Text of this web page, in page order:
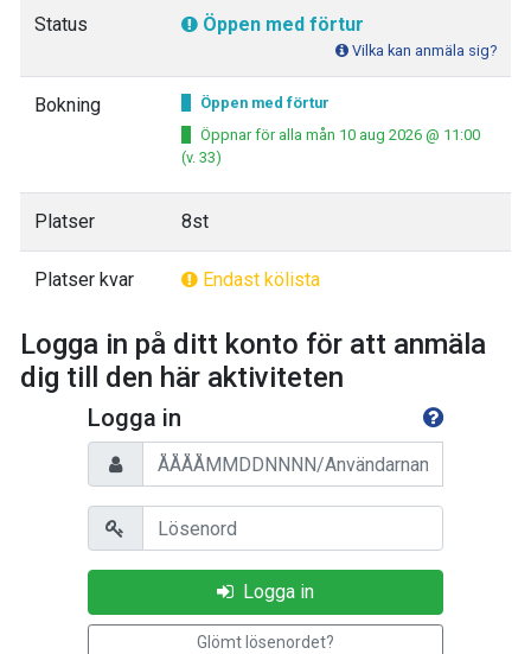
Status Öppen med förtur
Vilka kan anmäla sig?
Bokning
Öppen med förtur
Öppnar för alla mån 10 aug 2026 @ 11:00
(v. 33)
Platser 8st
Platser kvar Endast kölista
Logga in på ditt konto för att anmäla
dig till den här aktiviteten
Logga in
Personnummer/Användarnamn
Lösenord
Logga in
Glömt lösenordet?